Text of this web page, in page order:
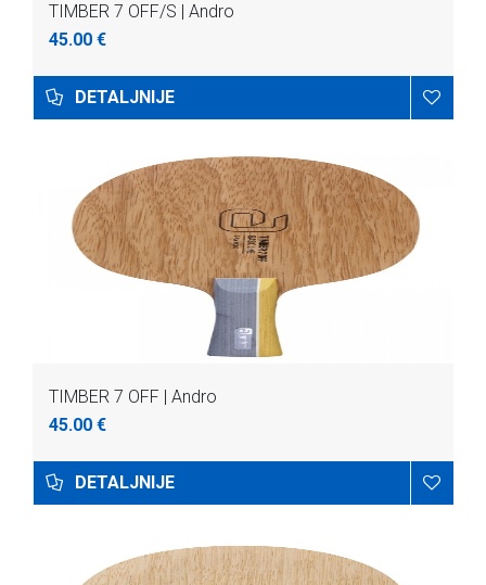
TIMBER 7 OFF/S | Andro
45.00 €
DETALJNIJE
TIMBER 7 OFF | Andro
45.00 €
DETALJNIJE